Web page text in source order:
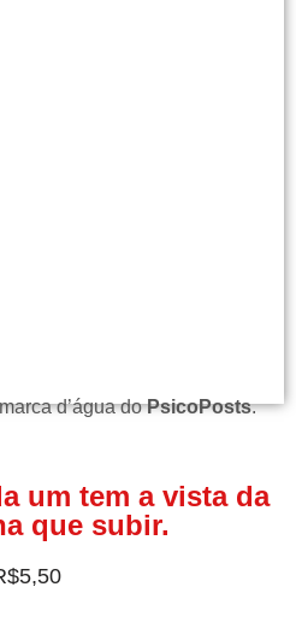
d’água doPsicoPosts.
um tem a vista da
que subir.
5,50